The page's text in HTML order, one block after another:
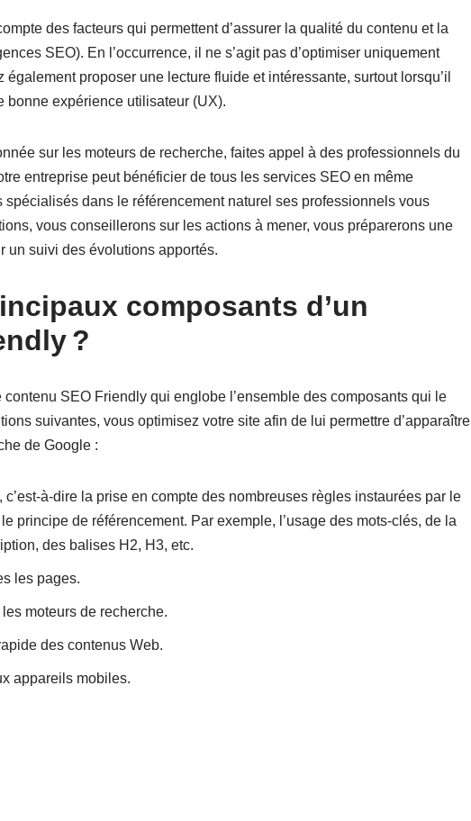
des facteurs qui permettent d’assurer la qualité du contenu et la
SEO). En l’occurrence, il ne s’agit pas d’optimiser uniquement
également proposer une lecture fluide et intéressante, surtout lorsqu’il
bonne expérience utilisateur (UX).
sur les moteurs de recherche, faites appel à des professionnels du
entreprise peut bénéficier de tous les services SEO en même
spécialisés dans le référencement naturel ses professionnels vous
vous conseillerons sur les actions à mener, vous préparerons une
un suivi des évolutions apportés.
composants d’un
?
contenu SEO Friendly qui englobe l’ensemble des composants qui le
suivantes, vous optimisez votre site afin de lui permettre d’apparaître
de Google :
à-dire la prise en compte des nombreuses règles instaurées par le
principe de référencement. Par exemple, l’usage des mots-clés, de la
des balises H2, H3, etc.
les pages.
moteurs de recherche.
des contenus Web.
appareils mobiles.